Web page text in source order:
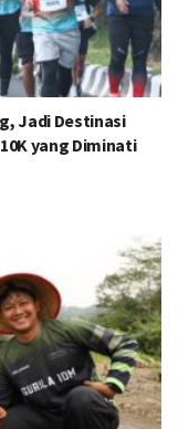
Jadi Destinasi
yang Diminati